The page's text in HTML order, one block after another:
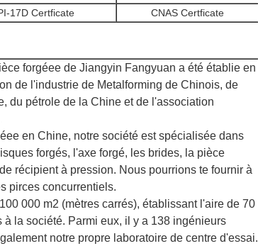
17D Certficate CNAS Certficate
forgéee de Jiangyin Fangyuan a été établie en
de l'industrie de Metalforming de Chinois, de
du pétrole de la Chine et de l'association
en Chine, notre société est spécialisée dans
forgés, l'axe forgé, les brides, la pièce
récipient à pression. Nous pourrions te fournir à
pirces concurrentiels.
000 m2 (mètres carrés), établissant l'aire de 70
à la société. Parmi eux, il y a 138 ingénieurs
notre propre laboratoire de centre d'essai.